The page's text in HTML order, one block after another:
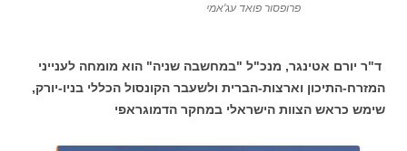
פרופסור פואד עג'אמי
ד"ר יורם אטינגר, מנכ"ל "במחשבה שניה" הוא מומחה לענייני
המזרח-התיכון וארצות-הברית ולשעבר הקונסול הכללי בניו-יורק,
שימש כראש הצוות הישראלי במחקר הדמוגראפי